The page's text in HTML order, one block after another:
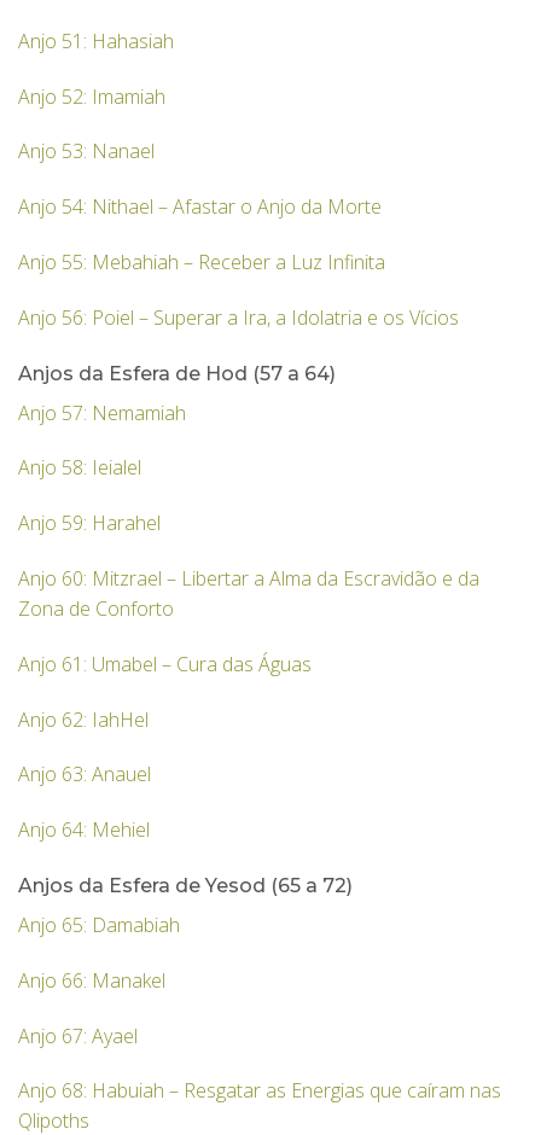
Anjo 51: Hahasiah
Anjo 52: Imamiah
Anjo 53: Nanael
Anjo 54: Nithael – Afastar o Anjo da Morte
Anjo 55: Mebahiah – Receber a Luz Infinita
Anjo 56: Poiel – Superar a Ira, a Idolatria e os Vícios
Anjos da Esfera de Hod (57 a 64)
Anjo 57: Nemamiah
Anjo 58: Ieialel
Anjo 59: Harahel
Anjo 60: Mitzrael – Libertar a Alma da Escravidão e da
Zona de Conforto
Anjo 61: Umabel – Cura das Águas
Anjo 62: IahHel
Anjo 63: Anauel
Anjo 64: Mehiel
Anjos da Esfera de Yesod (65 a 72)
Anjo 65: Damabiah
Anjo 66: Manakel
Anjo 67: Ayael
Anjo 68: Habuiah – Resgatar as Energias que caíram nas
Qlipoths